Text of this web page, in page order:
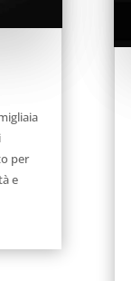
per
e